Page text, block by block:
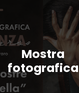
Mostra
fotografica